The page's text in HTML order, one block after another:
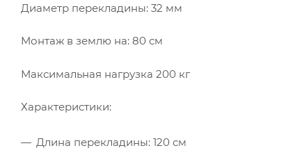
Диаметр перекладины: 32 мм
Монтаж в землю на: 80 см
Максимальная нагрузка 200 кг
Характеристики:
Длина перекладины: 120 см